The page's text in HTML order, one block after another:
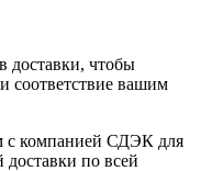
доставки, чтобы
соответствие вашим
с компанией СДЭК для
по всей